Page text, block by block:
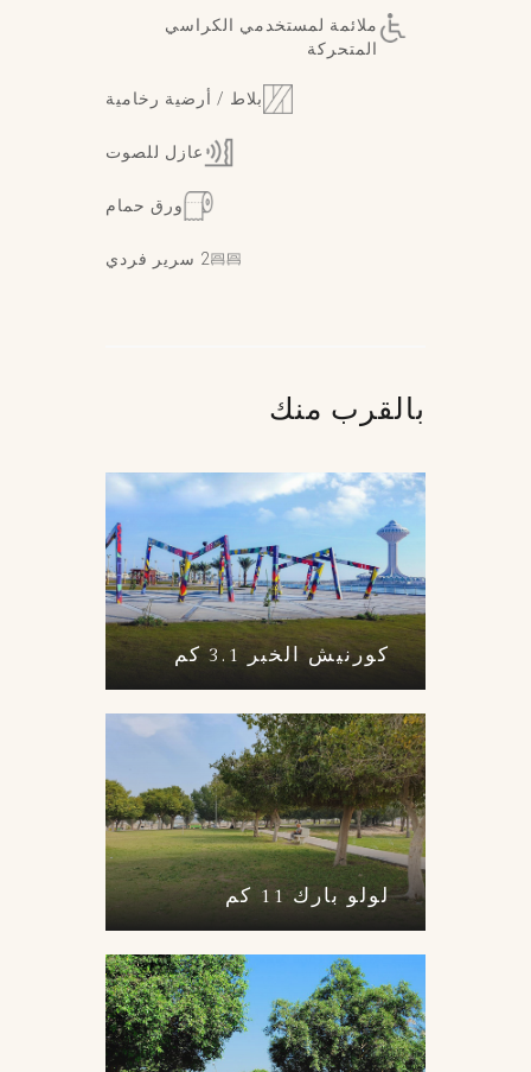
ملائمة لمستخدمي الكراسي
المتحركة
بلاط / أرضية رخامية
عازل للصوت
ورق حمام
2 سرير فردي
بالقرب منك
كورنيش الخبر 3.1 كم
لولو بارك 11 كم